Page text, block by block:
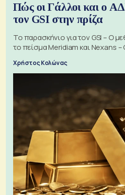
Πώς οι Γάλλοι και ο
τον GSI στην πρίζα
Το παρασκήνιο για τον GSI – Ο
το πείσμα Meridiam και Nexans
Χρήστος Κολώνας